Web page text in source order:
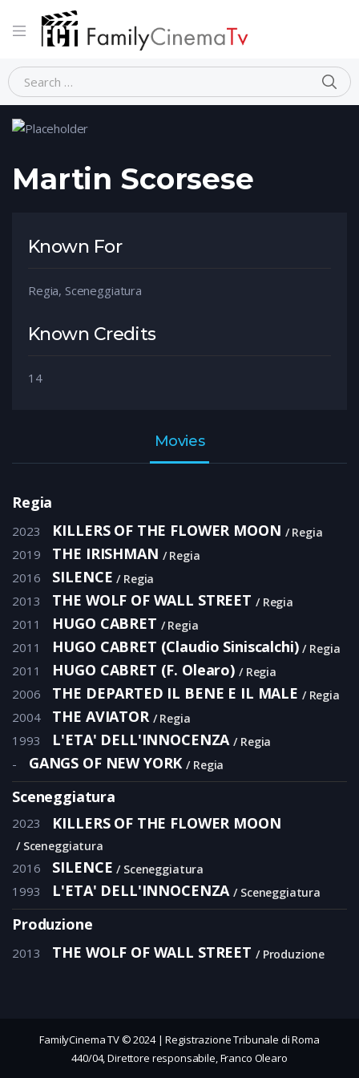
Home Person Martin Scorsese
Martin Scorsese
Known For
Regia, Sceneggiatura
Known Credits
14
Movies
Regia
2023 KILLERS OF THE FLOWER MOON Regia
2019 THE IRISHMAN Regia
2016 SILENCE Regia
2013 THE WOLF OF WALL STREET Regia
2011 HUGO CABRET Regia
2011 HUGO CABRET (Claudio Siniscalchi) Regia
2011 HUGO CABRET (F. Olearo) Regia
2006 THE DEPARTED IL BENE E IL MALE Regia
2004 THE AVIATOR Regia
1993 L'ETA' DELL'INNOCENZA Regia
- GANGS OF NEW YORK Regia
Sceneggiatura
2023 KILLERS OF THE FLOWER MOON
Sceneggiatura
2016 SILENCE Sceneggiatura
1993 L'ETA' DELL'INNOCENZA Sceneggiatura
Produzione
2013 THE WOLF OF WALL STREET Produzione
FamilyCinema TV © 2024 | Registrazione Tribunale di Roma
440/04, Direttore responsabile, Franco Olearo